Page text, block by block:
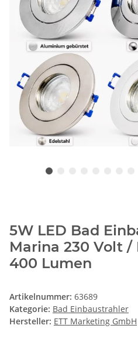
5W LED Bad
Marina 230 Volt
400 Lumen
Artikelnummer: 63689
Kategorie: Bad Einbaustrahler
Hersteller: ETT Marketing GmbH